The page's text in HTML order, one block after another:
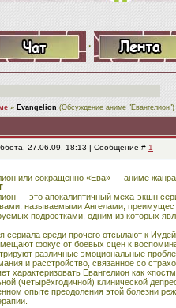
·
» Evangelion (Обсуждение аниме "Евангелион")
27.06.09, 18:13 | Сообщение # 1
или сокращенно «Ева» — аниме
— это апокалиптичный меха-экшн
называемыми Ангелами,
подростками, одним из которых
сериала среди прочего отсылают к
фокус от боевых сцен к
различные эмоциональные
и расстройство, связанное со
характеризовать Евангелион как
(четырёхгодичной) клинической
опыте преодоления этой болезни